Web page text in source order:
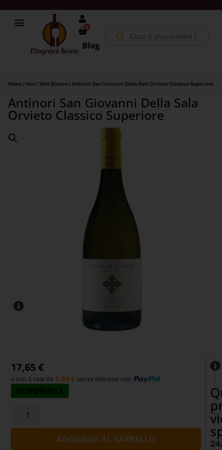
0
Blog
Home / Vini / Vino Bianco / Antinori San Giovanni Della Sala Orvieto Classico Superiore
Antinori San Giovanni Della Sala
Orvieto Classico Superiore
17,65 €
o con 3 rate da 5,88 € senza interessi con
DISPONIBILE
AGGIUNGI AL CARRELLO